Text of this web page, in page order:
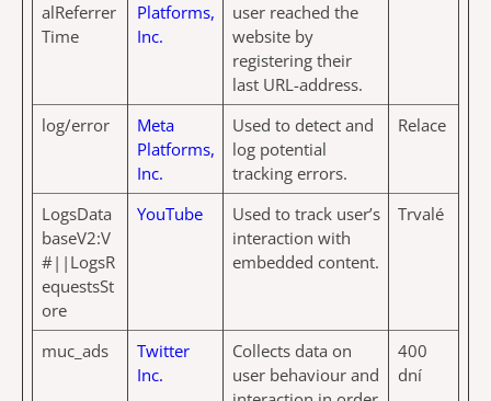
alReferrer
Time
Platforms,
Inc.
user reached the
website by
registering their
last URL-address.
log/error
Meta
Platforms,
Inc.
Used to detect and
log potential
tracking errors.
Relace
LogsData
baseV2:V
#||LogsR
equestsSt
ore
YouTube
Used to track user’s
interaction with
embedded content.
Trvalé
muc_ads
Twitter
Inc.
Collects data on
user behaviour and
400
dní